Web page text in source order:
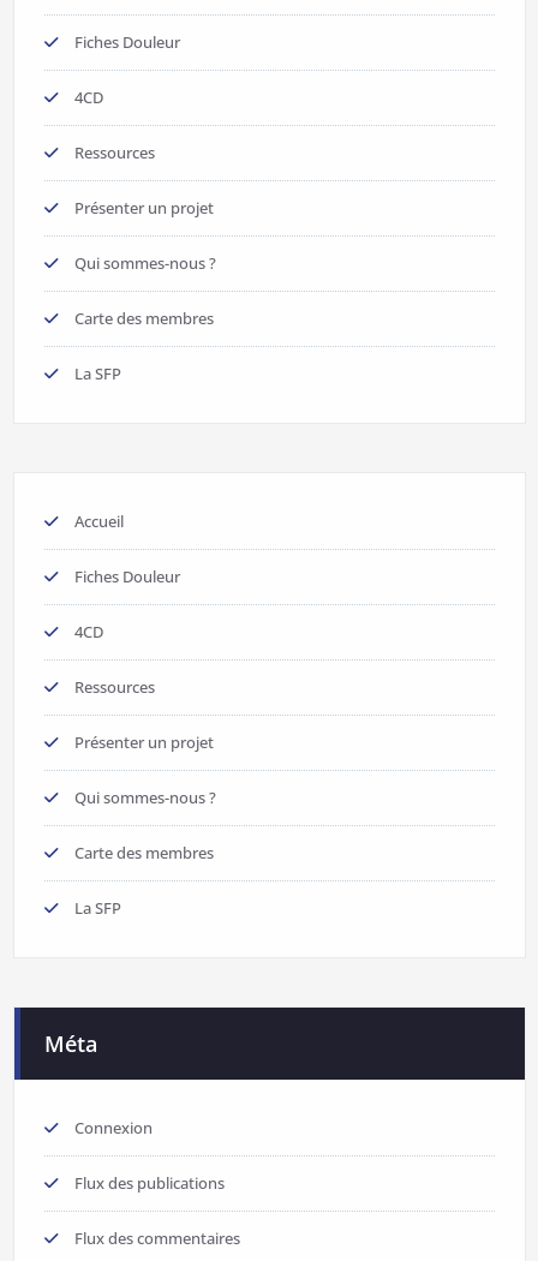
Fiches Douleur
4CD
Ressources
Présenter un projet
Qui sommes-nous ?
Carte des membres
La SFP
Accueil
Fiches Douleur
4CD
Ressources
Présenter un projet
Qui sommes-nous ?
Carte des membres
La SFP
Méta
Connexion
Flux des publications
Flux des commentaires